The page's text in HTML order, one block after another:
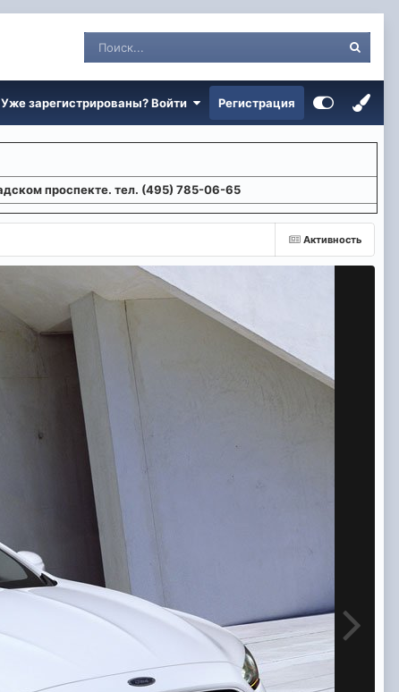
Уже зарегистрированы? Войти Регистрация
проспекте. тел. (495) 785-06-65
Активность